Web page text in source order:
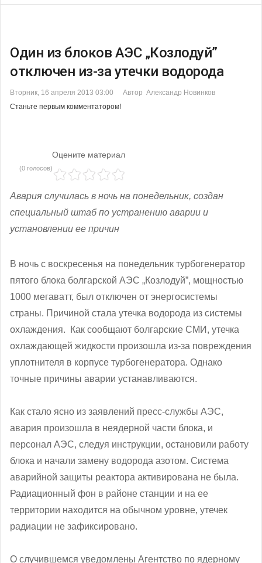
Один из блоков АЭС „Козлодуй”
отключен из-за утечки водорода
Вторник, 16 апреля 2013 03:00
Автор Александр Новинков
Станьте первым комментатором!
Оцените материал
(0 голосов)
Авария случилась в ночь на понедельник, создан
специальный штаб по устранению аварии и
установлении ее причин
В ночь с воскресенья на понедельник турбогенератор
пятого блока болгарской АЭС „Козлодуй”, мощностью
1000 мегаватт, был отключен от энергосистемы
страны. Причиной стала утечка водорода из системы
охлаждения. Как сообщают болгарские СМИ, утечка
охлаждающей жидкости произошла из-за повреждения
уплотнителя в корпусе турбогенератора. Однако
точные причины аварии устанавливаются.
Как стало ясно из заявлений пресс-службы АЭС,
авария произошла в неядерной части блока, и
персонал АЭС, следуя инструкции, остановили работу
блока и начали замену водорода азотом. Система
аварийной защиты реактора активирована не была.
Радиационный фон в районе станции и на ее
территории находится на обычном уровне, утечек
радиации не зафиксировано.
О случившемся уведомлены Агентство по ядерному